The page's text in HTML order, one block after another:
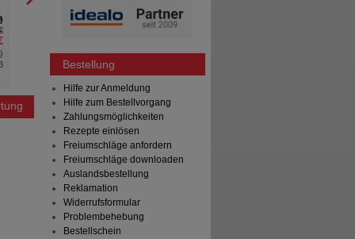
)
Sie sparen 30,56 €(31%)
Bestellung
Hilfe zur Anmeldung
Hilfe zum Bestellvorgang
Zahlungsmöglichkeiten
Rezepte einlösen
Freiumschläge anfordern
Freiumschläge downloaden
Auslandsbestellung
Reklamation
Widerrufsformular
Problembehebung
Bestellschein